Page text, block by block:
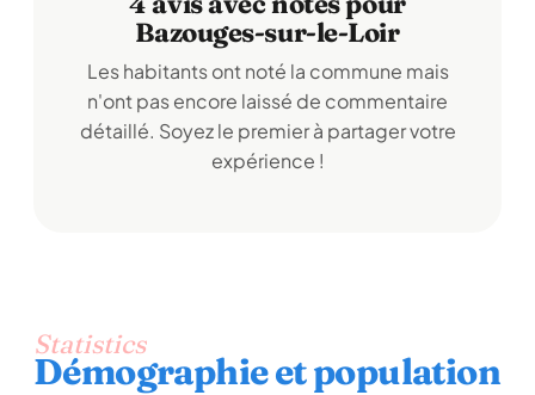
Bazouges-sur-le-Loir
Les habitants ont noté la commune mais
n'ont pas encore laissé de commentaire
détaillé. Soyez le premier à partager votre
expérience !
Statistics
Démographie et population